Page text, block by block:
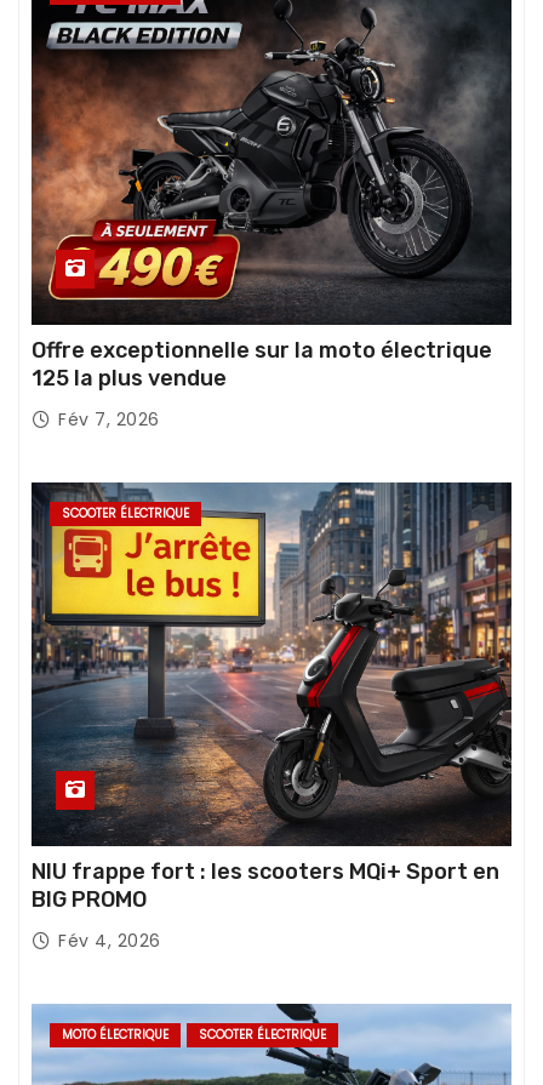
Offre exceptionnelle sur la moto électrique
125 la plus vendue
Fév 7, 2026
SCOOTER ÉLECTRIQUE
NIU frappe fort : les scooters MQi+ Sport en
BIG PROMO
Fév 4, 2026
MOTO ÉLECTRIQUE SCOOTER ÉLECTRIQUE